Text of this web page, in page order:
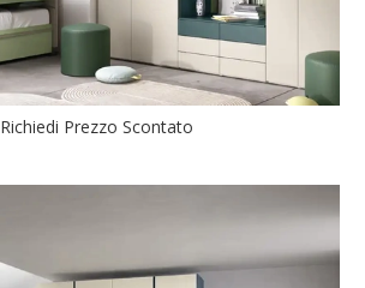
Richiedi Prezzo Scontato